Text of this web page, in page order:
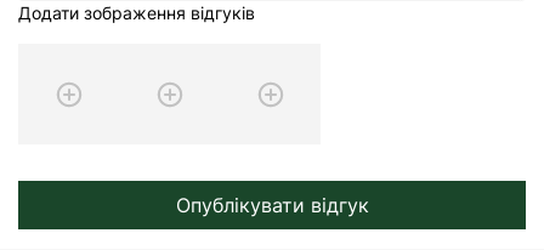
Додати зображення відгуків
Опублікувати відгук